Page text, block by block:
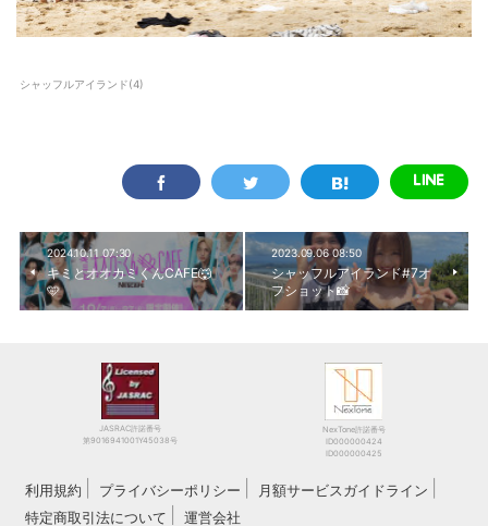
シャッフルアイランド(4)
2024.10.11 07:30
キミとオオカミくんCAFE🐺
🩵
2023.09.06 08:50
シャッフルアイランド#7オ
フショット📸